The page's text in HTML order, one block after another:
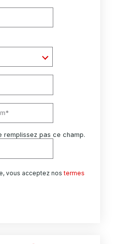
remplissez pas ce champ.
vous acceptez nostermes